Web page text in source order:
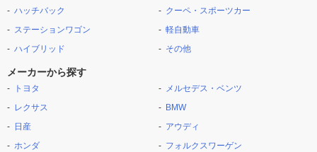
ハッチバック
ステーションワゴン
ハイブリッド
クーペ・スポーツカー
軽自動車
その他
メーカーから探す
トヨタ
レクサス
日産
ホンダ
メルセデス・ベンツ
BMW
アウディ
フォルクスワーゲン